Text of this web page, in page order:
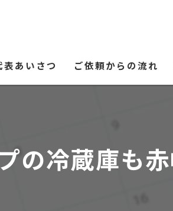
表あいさつ ご依頼からの流れ
の冷蔵庫も